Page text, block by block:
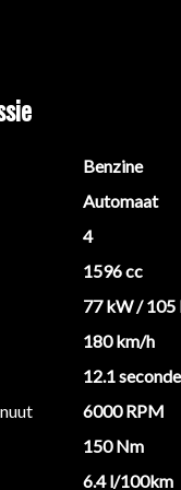
Access Door
ruimere en hoge instap.
en maximaal comfort.
rechten worden
zijn en je
Benzine
Automaat
4
1596 cc
77 kW / 105
180 km/h
12.1
6000 RPM
150 Nm
6.4 l/100km